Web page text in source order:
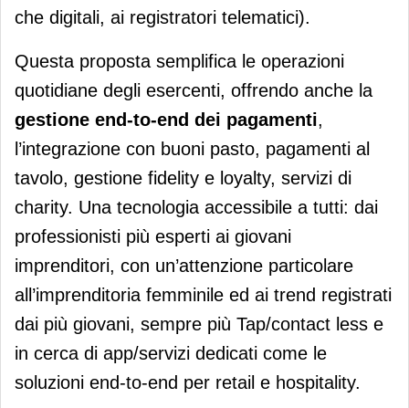
che digitali, ai registratori telematici).
Questa proposta semplifica le operazioni
quotidiane degli esercenti, offrendo anche la
gestione end-to-end dei pagamenti,
l’integrazione con buoni pasto, pagamenti al
tavolo, gestione fidelity e loyalty, servizi di
charity. Una tecnologia accessibile a tutti: dai
professionisti più esperti ai giovani
imprenditori, con un’attenzione particolare
all’imprenditoria femminile ed ai trend registrati
dai più giovani, sempre più Tap/contact less e
in cerca di app/servizi dedicati come le
soluzioni end-to-end per retail e hospitality.